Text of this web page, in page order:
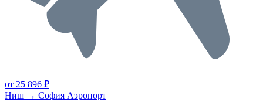
от 25 896 ₽
Ниш → София Аэропорт